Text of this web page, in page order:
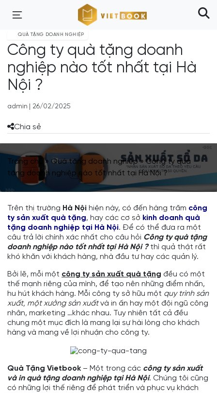
QUÀ TẶNG DOANH NGHIỆP
Công ty quà tặng doanh
nghiệp nào tốt nhất tại Hà
Nội ?
admin 26/02/2025
Chia sẻ
Trang chủ » Quà tặng doanh nghiệp»Công ty quà
tặng doanh nghiệp nào tốt nhất tại Hà Nội ?
Trên thị trường Hà Nội hiện này, có đến hàng trăm công
ty sản xuất quà tặng, hay các cơ sở kinh doanh quà
tặng doanh nghiệp tại Hà Nội. Để có thể đưa ra một
câu trả lời chính xác nhất cho câu hỏi Công ty quà tặng
doanh nghiệp nào tốt nhất tại Hà Nội ?thì quả thật rất
khó khăn với khách hàng, nhà đầu tư hay các quản lý.
Bởi lẽ, mỗi một công ty sản xuất quà tặng đều có một
thế mạnh riêng của mình, để tạo nên những điểm nhấn,
hu hút khách hàng. Mỗi công ty sở hữu một quy trình sản
xuất, một xưởng sản xuấtvà in ấn hay một đội ngũ công
nhân, marketing …khác nhau. Tuy nhiên tất cả đều
chung một mục đích là mang lại sự hài lòng cho khách
hàng và mang về lợi nhuận cho công ty.
Quà Tặng Vietbook – Một trong các công ty sản xuất
và in quà tặng doanh nghiệp tại Hà Nội. Chúng tôi cũng
có những lợi thế riêng để phát triển và phục vụ khách